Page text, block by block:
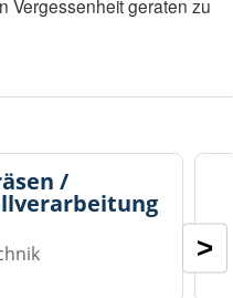
Vergessenheit geraten zu
/
>